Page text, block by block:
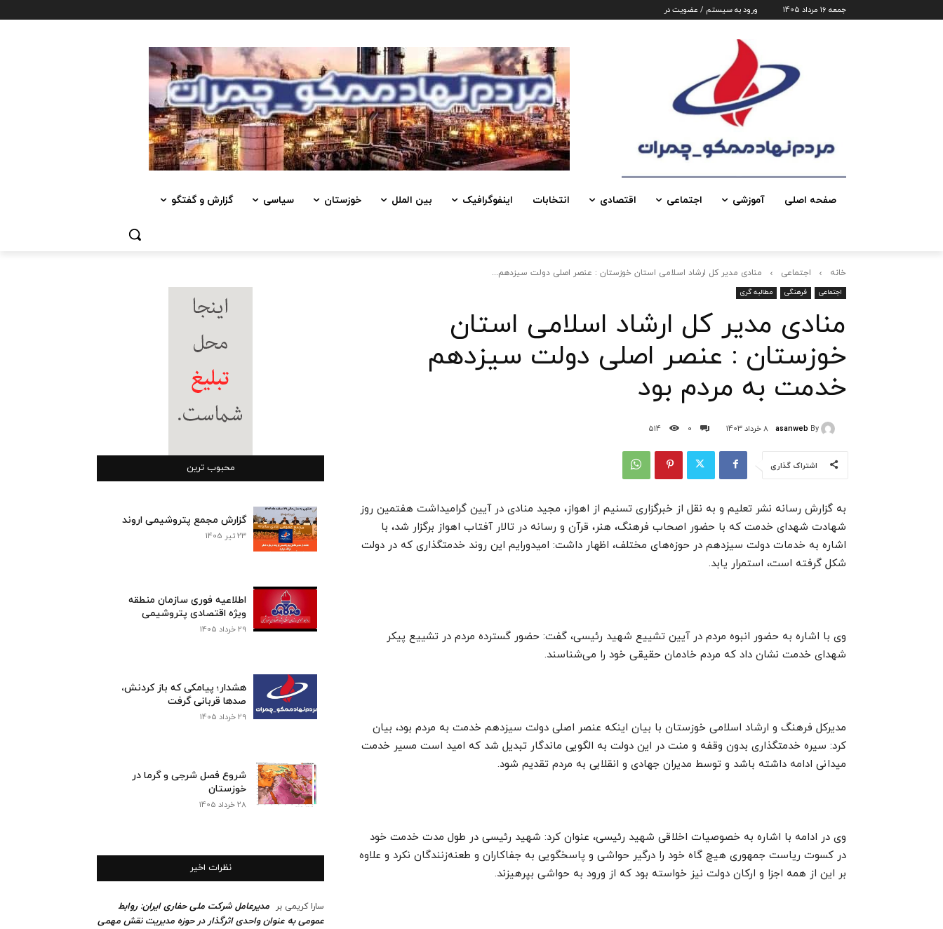
جمعه 16 مرداد 1405 ورود به سیستم / عضویت در
صفحه اصلی آموزشی اجتماعی اقتصادی انتخابات اینفوگرافیک بین الملل خوزستان سیاسی گزارش و گفتگو
خانه اجتماعی منادی مدیر کل ارشاد اسلامی استان خوزستان : عنصر اصلی دولت سیزدهم...
اجتماعی فرهنگی مطالبه گری
منادی مدیر کل ارشاد اسلامی استان
خوزستان : عنصر اصلی دولت سیزدهم
خدمت به مردم بود
By
asanweb 8 خرداد 1403 0
514
اشتراک گذاری
به گزارش رسانه نشر تعلیم و به نقل از خبرگزاری تسنیم از اهواز، مجید منادی در آیین گرامیداشت هفتمین روز
شهادت شهدای خدمت که با حضور اصحاب فرهنگ، هنر، قرآن و رسانه در تالار آفتاب اهواز برگزار شد، با
اشاره به خدمات دولت سیزدهم در حوزه‌های مختلف، اظهار داشت: امیدورایم این روند خدمتگذاری که در دولت
شکل گرفته است، استمرار یابد.
وی با اشاره به حضور انبوه مردم در آیین تشییع شهید رئیسی، گفت: حضور گسترده مردم در تشییع پیکر
شهدای خدمت نشان داد که مردم خادمان حقیقی خود را می‌شناسند.
مدیرکل فرهنگ و ارشاد اسلامی خوزستان با بیان اینکه عنصر اصلی دولت سیزدهم خدمت به مردم بود، بیان
کرد: سیره خدمتگذاری بدون وقفه و منت در این دولت به الگویی ماندگار تبدیل شد که امید است مسیر خدمت
میدانی ادامه داشته باشد و توسط مدیران جهادی و انقلابی به مردم تقدیم شود.
وی در ادامه با اشاره به خصوصیات اخلاقی شهید رئیسی، عنوان کرد: شهید رئیسی در طول مدت خدمت خود
در کسوت ریاست جمهوری هیچ گاه خود را درگیر حواشی و پاسخگویی به جفاکاران و طعنه‌زنندگان نکرد و علاوه
بر این از همه اجزا و ارکان دولت نیز خواسته بود که از ورود به حواشی بپرهیزند.
محبوب ترین
گزارش مجمع پتروشیمی اروند
23 تیر 1405
اطلاعیه فوری سازمان منطقه
ویژه اقتصادی پتروشیمی
29 خرداد 1405
هشدار؛ پیامکی که باز کردنش،
صدها قربانی گرفت
29 خرداد 1405
شروع فصل شرجی و گرما در
خوزستان
28 خرداد 1405
نظرات اخیر
سارا کریمی بر
مدیرعامل شرکت ملی حفاری ایران: روابط
عمومی به عنوان واحدی اثرگذار در حوزه مدیریت نقش مهمی